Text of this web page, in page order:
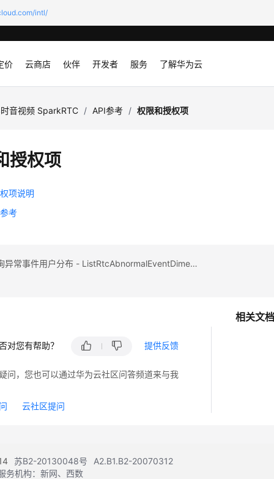
intl/
价 云商店 伙伴 开发者 服务 了解华为云
音视频 SparkRTC / API参考 / 权限和授权项
授权项
项说明
考
上一篇：查询异常事件用户分布 - ListRtcAbnormalEventDimension
相关文档
对您有帮助？ 提供反馈
问，您也可以通过华为云社区问答频道来与我
云社区提问
苏B2-20130048号
A2.B1.B2-20070312
务机构：新网、西数